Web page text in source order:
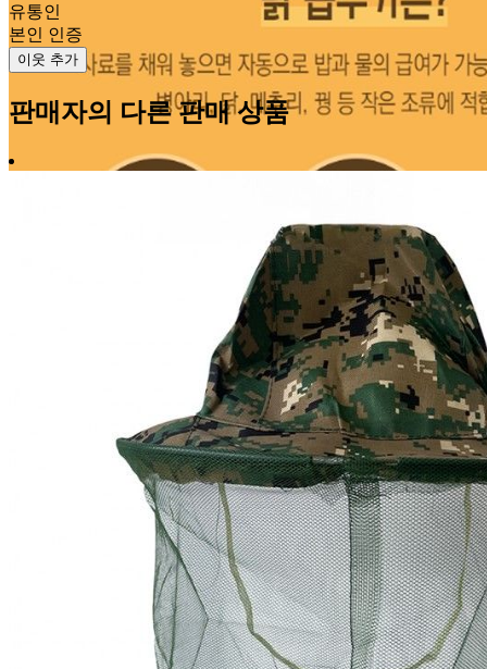
유통인
본인 인증
이웃 추가
판매자의 다른 판매 상품